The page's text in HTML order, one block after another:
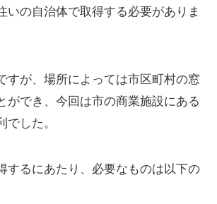
いの自治体で取得する必要がありま
すが、場所によっては市区町村の窓
ができ、今回は市の商業施設にある
でした。
するにあたり、必要なものは以下の